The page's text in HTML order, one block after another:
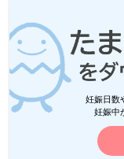
妊娠日数
妊娠中